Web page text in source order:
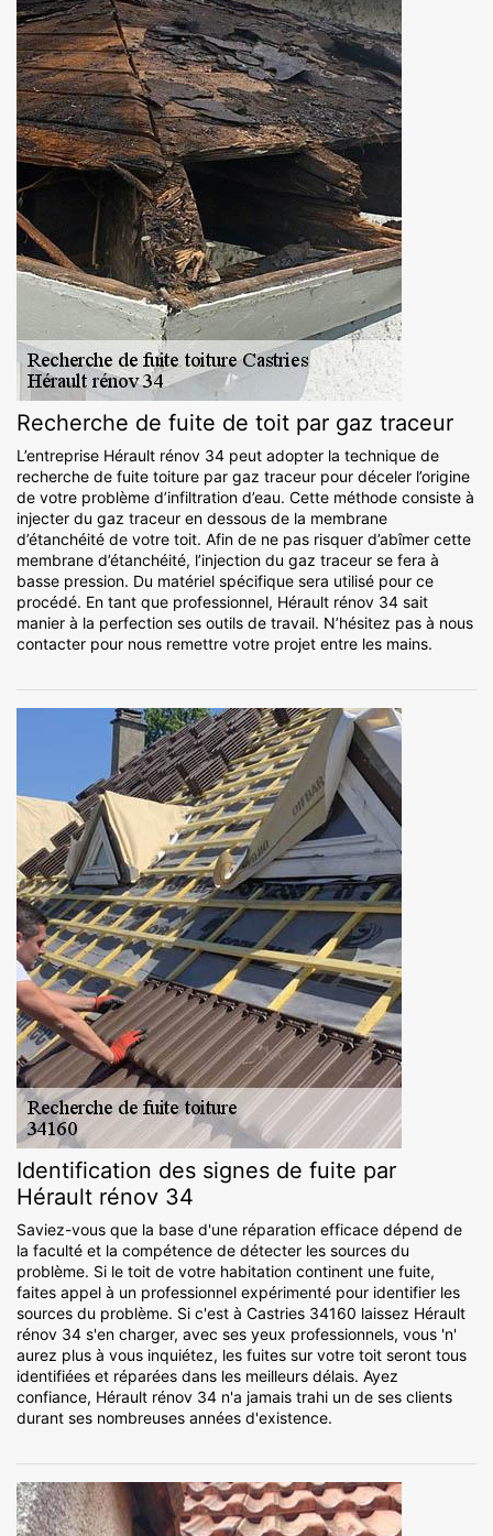
Recherche de fuite de toit par gaz traceur
L’entreprise Hérault rénov 34 peut adopter la technique de
recherche de fuite toiture par gaz traceur pour déceler l’origine
de votre problème d’infiltration d’eau. Cette méthode consiste à
injecter du gaz traceur en dessous de la membrane
d’étanchéité de votre toit. Afin de ne pas risquer d’abîmer cette
membrane d’étanchéité, l’injection du gaz traceur se fera à
basse pression. Du matériel spécifique sera utilisé pour ce
procédé. En tant que professionnel, Hérault rénov 34 sait
manier à la perfection ses outils de travail. N’hésitez pas à nous
contacter pour nous remettre votre projet entre les mains.
Identification des signes de fuite par
Hérault rénov 34
Saviez-vous que la base d'une réparation efficace dépend de
la faculté et la compétence de détecter les sources du
problème. Si le toit de votre habitation continent une fuite,
faites appel à un professionnel expérimenté pour identifier les
sources du problème. Si c'est à Castries 34160 laissez Hérault
rénov 34 s'en charger, avec ses yeux professionnels, vous 'n'
aurez plus à vous inquiétez, les fuites sur votre toit seront tous
identifiées et réparées dans les meilleurs délais. Ayez
confiance, Hérault rénov 34 n'a jamais trahi un de ses clients
durant ses nombreuses années d'existence.